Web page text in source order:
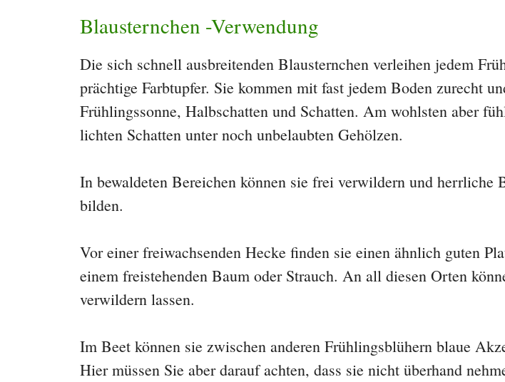
Blausternchen -Verwendung
Die sich schnell ausbreitenden Blausternchen verleihen jedem
prächtige Farbtupfer. Sie kommen mit fast jedem Boden zurecht
Frühlingssonne, Halbschatten und Schatten. Am wohlsten aber
lichten Schatten unter noch unbelaubten Gehölzen.
In bewaldeten Bereichen können sie frei verwildern und herrliche
bilden.
Vor einer freiwachsenden Hecke finden sie einen ähnlich guten
einem freistehenden Baum oder Strauch. An all diesen Orten
verwildern lassen.
Im Beet können sie zwischen anderen Frühlingsblühern blaue
Hier müssen Sie aber darauf achten, dass sie nicht überhand